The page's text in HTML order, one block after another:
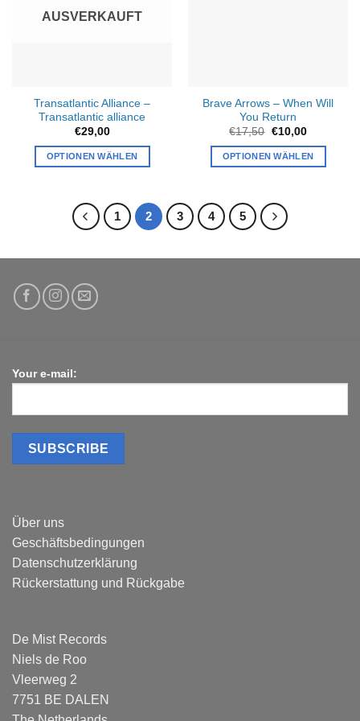
Optionen
gewählt
werden
werden
AUSVERKAUFT
Transatlantic Alliance –
Transatlantic alliance
€29,00
OPTIONEN WÄHLEN
Brave Arrows – When Will
You Return
€17,50 Ursprünglicher
war:
€17,50
€10,00Aktueller
ist:
€10,00.
OPTIONEN WÄHLEN
1 2 3 4 5
Your e-mail:
Über uns
Geschäftsbedingungen
Datenschutzerklärung
Rückerstattung und Rückgabe
De Mist Records
Niels de Roo
Vleerweg 2
7751 BE DALEN